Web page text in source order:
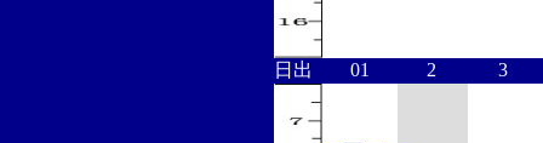
日出 01 2 3